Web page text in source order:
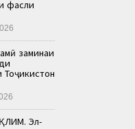
фасли
заминаи
Тоҷикистон
Эл-